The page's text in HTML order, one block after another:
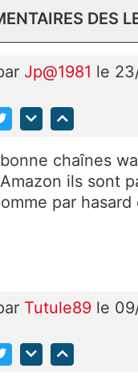
DES
Jp@1981 le
chaînes
ils sont
par
Tutule89 le